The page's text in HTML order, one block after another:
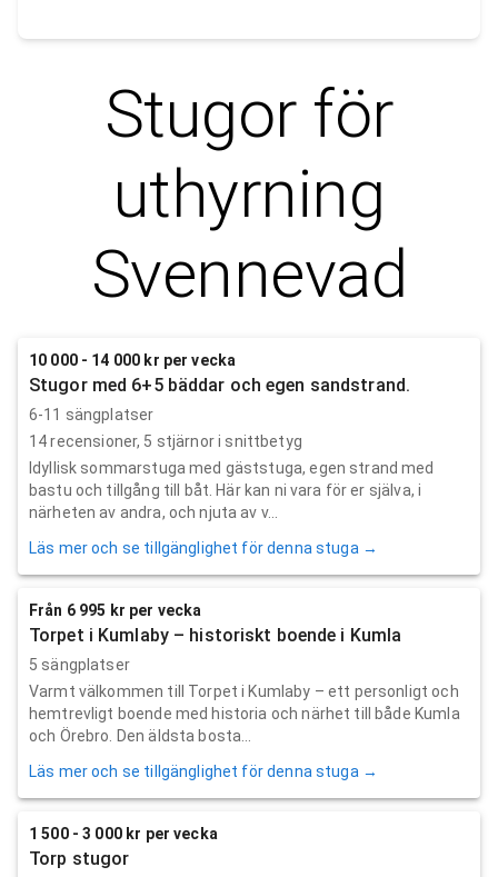
Stugor för
uthyrning
Svennevad
10 000 - 14 000 kr per vecka
Stugor med 6+5 bäddar och egen sandstrand.
6-11 sängplatser
14recensioner, 5 stjärnor i snittbetyg
Idyllisk sommarstuga med gäststuga, egen strand med
bastu och tillgång till båt. Här kan ni vara för er själva, i
närheten av andra, och njuta av v...
Läs mer och se tillgänglighet för denna stuga →
Från 6 995 kr per vecka
Torpet i Kumlaby – historiskt boende i Kumla
5 sängplatser
Varmt välkommen till Torpet i Kumlaby – ett personligt och
hemtrevligt boende med historia och närhet till både Kumla
och Örebro. Den äldsta bosta...
Läs mer och se tillgänglighet för denna stuga →
1 500 - 3 000 kr per vecka
Torp stugor